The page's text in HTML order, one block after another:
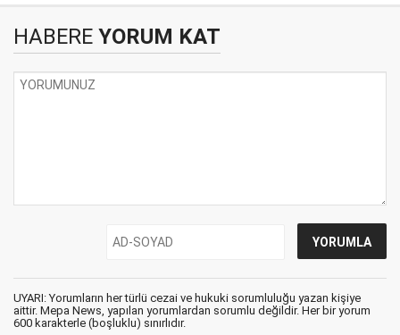
HABERE YORUM KAT
UYARI: Yorumların her türlü cezai ve hukuki sorumluluğu yazan kişiye
aittir. Mepa News, yapılan yorumlardan sorumlu değildir. Her bir yorum
600 karakterle (boşluklu) sınırlıdır.